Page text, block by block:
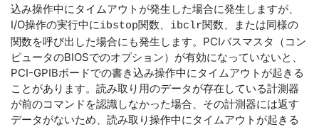
込み操作中にタイムアウトが発生した場合に発生しますが、
I/O操作の実行中にibstop関数、 ibclr関数、または同様の
関数を呼び出した場合にも発生します。PCIバスマスタ（コン
ピュータのBIOSでのオプション）が有効になっていないと、
PCI-GPIBボードでの書き込み操作中にタイムアウトが起きる
ことがあります。読み取り用のデータが存在している計測器
が前のコマンドを認識しなかった場合、その計測器には返す
データがないため、読み取り操作中にタイムアウトが起きる